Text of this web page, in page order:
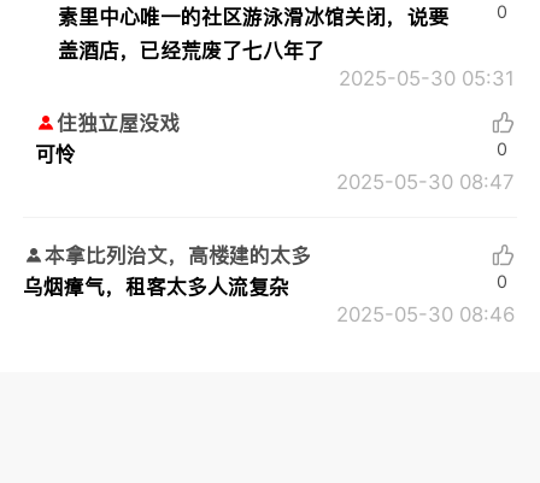
素里中心唯一的社区游泳滑冰馆关闭，说要
盖酒店，已经荒废了七八年了
2025-05-30 05:31
0
住独立屋没戏
可怜
2025-05-30 08:47
0
本拿比列治文，高楼建的太多
乌烟瘴气，租客太多人流复杂
2025-05-30 08:46
0